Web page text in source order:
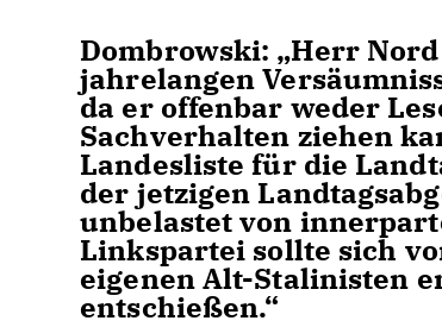
Dombrowski: „Herr
jahrelangen
da er offenbar weder
Sachverhalten ziehen
Landesliste für die
der jetzigen
unbelastet von
Linkspartei sollte sich
eigenen Alt-Stalinisten
entschießen.“